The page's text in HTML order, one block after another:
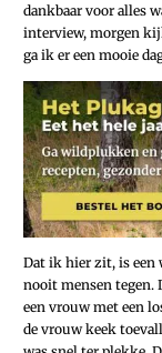
dankbaar voor alles
interview, morgen
ga ik er een mooie
Dat ik hier zit, is een
nooit mensen tegen.
een vrouw met een
de vrouw keek